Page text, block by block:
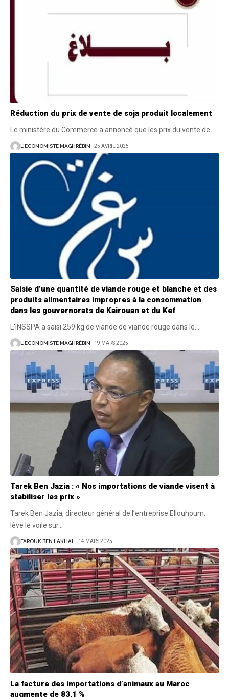
Réduction du prix de vente de soja produit localement
Le ministère du Commerce a annoncé que les prix du vente de
L'ECONOMISTE MAGHRÉBIN 25 AVRIL 2025
Saisie d’une quantité de viande rouge et blanche et des
produits alimentaires impropres à la consommation
dans les gouvernorats de Kairouan et du Kef
L'INSSPA a saisi 259 kg de viande de viande rouge dans le
L'ECONOMISTE MAGHRÉBIN 19 MARS 2025
Tarek Ben Jazia : « Nos importations de viande visent à
stabiliser les prix »
Tarek Ben Jazia, directeur général de l’entreprise Ellouhoum,
lève le voile sur…
FAROUK BEN LAKHAL 14 MARS 2025
La facture des importations d’animaux au Maroc
augmente de 83,1 %